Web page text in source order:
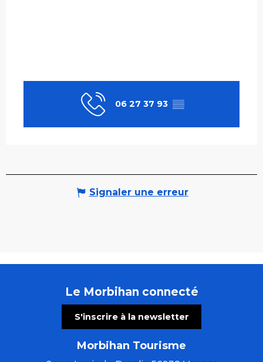
06 27 37 93 ▒▒
Signaler une erreur
Le Morbihan connecté
S'inscrire à la newsletter
Morbihan Tourisme